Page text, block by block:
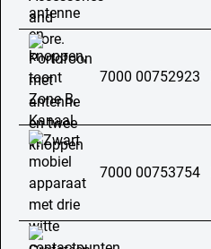
7000 00752923
7000 00753754